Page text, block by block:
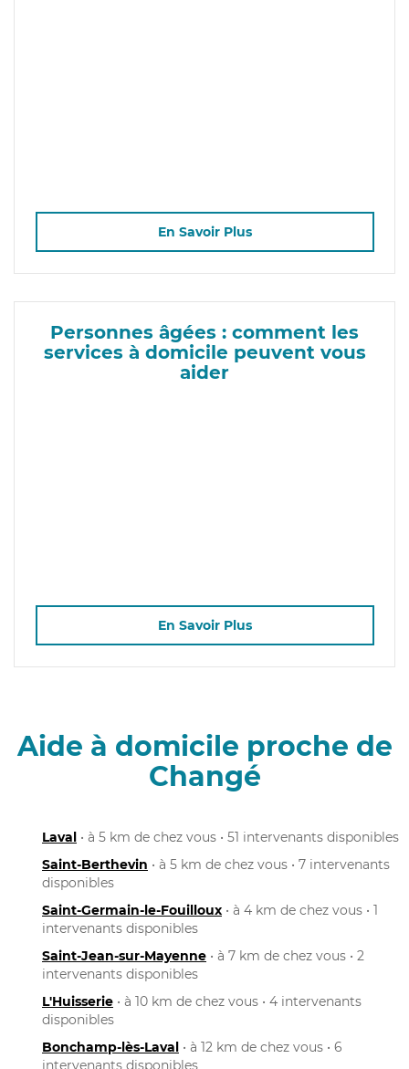
En Savoir Plus
Personnes âgées : comment les
services à domicile peuvent vous
aider
En Savoir Plus
Aide à domicile proche de
Changé
Laval • à 5 km de chez vous • 51 intervenants disponibles
Saint-Berthevin • à 5 km de chez vous • 7 intervenants
disponibles
Saint-Germain-le-Fouilloux • à 4 km de chez vous • 1
intervenants disponibles
Saint-Jean-sur-Mayenne • à 7 km de chez vous • 2
intervenants disponibles
L'Huisserie • à 10 km de chez vous • 4 intervenants
disponibles
Bonchamp-lès-Laval • à 12 km de chez vous • 6
intervenants disponibles